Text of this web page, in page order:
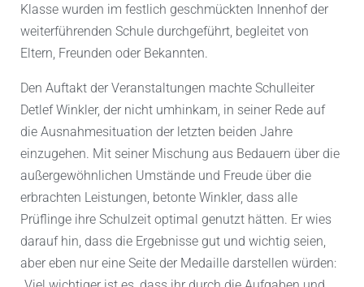
Klasse wurden im festlich geschmückten Innenhof der
weiterführenden Schule durchgeführt, begleitet von
Eltern, Freunden oder Bekannten.
Den Auftakt der Veranstaltungen machte Schulleiter
Detlef Winkler, der nicht umhinkam, in seiner Rede auf
die Ausnahmesituation der letzten beiden Jahre
einzugehen. Mit seiner Mischung aus Bedauern über die
außergewöhnlichen Umstände und Freude über die
erbrachten Leistungen, betonte Winkler, dass alle
Prüflinge ihre Schulzeit optimal genutzt hätten. Er wies
darauf hin, dass die Ergebnisse gut und wichtig seien,
aber eben nur eine Seite der Medaille darstellen würden: